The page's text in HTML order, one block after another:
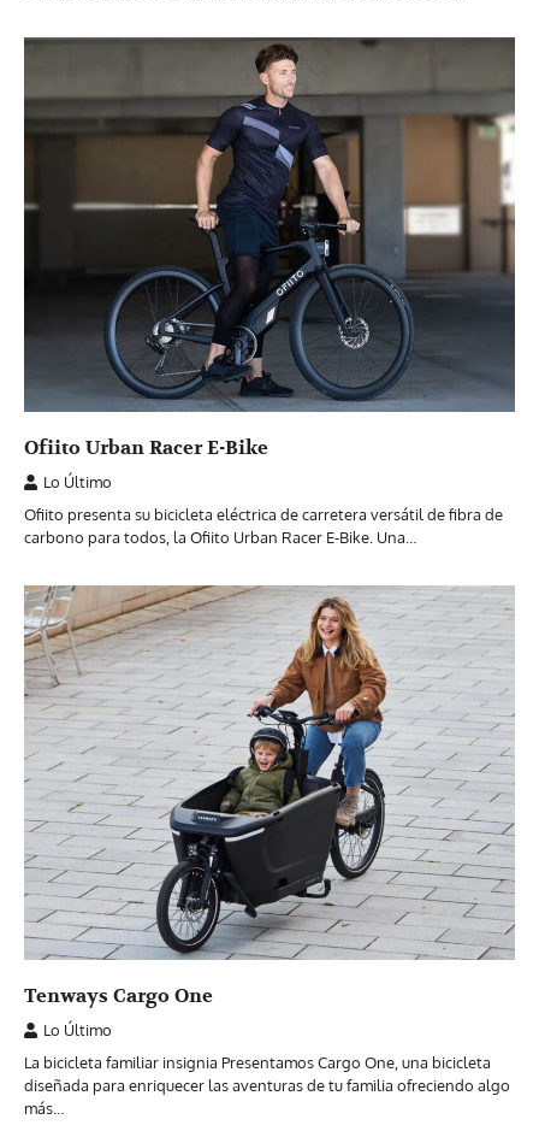
Ofiito Urban Racer E-Bike
Lo Último
Ofiito presenta su bicicleta eléctrica de carretera versátil de fibra de
carbono para todos, la Ofiito Urban Racer E-Bike. Una…
Tenways Cargo One
Lo Último
La bicicleta familiar insignia Presentamos Cargo One, una bicicleta
diseñada para enriquecer las aventuras de tu familia ofreciendo algo
más…